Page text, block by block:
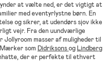
at vælte ned, er det vigtigt at
med eventyrlystne børn. En
og sikrer, at udendørs sjov ikke
vejr. Fra den uundværlige
masser af muligheder til
som Didriksonsog Lindberg
der er perfekte til ethvert